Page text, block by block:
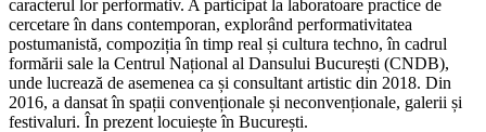
caracterul lor performativ. A participat la laboratoare practice de
cercetare în dans contemporan, explorând performativitatea
postumanistă, compoziția în timp real și cultura techno, în cadrul
formării sale la Centrul Național al Dansului București (CNDB),
unde lucrează de asemenea ca și consultant artistic din 2018. Din
2016, a dansat în spații convenționale și neconvenționale, galerii și
festivaluri. În prezent locuiește în București.